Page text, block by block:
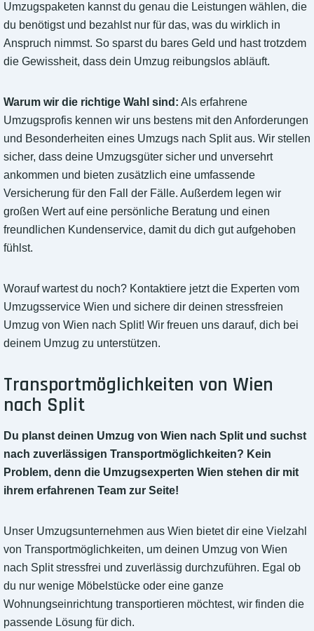
Umzugspaketen kannst du genau die Leistungen wählen, die
du benötigst und bezahlst nur für das, was du wirklich in
Anspruch nimmst. So sparst du bares Geld und hast trotzdem
die Gewissheit, dass dein Umzug reibungslos abläuft.
Warum wir die richtige Wahl sind: Als erfahrene
Umzugsprofis kennen wir uns bestens mit den Anforderungen
und Besonderheiten eines Umzugs nach Split aus. Wir stellen
sicher, dass deine Umzugsgüter sicher und unversehrt
ankommen und bieten zusätzlich eine umfassende
Versicherung für den Fall der Fälle. Außerdem legen wir
großen Wert auf eine persönliche Beratung und einen
freundlichen Kundenservice, damit du dich gut aufgehoben
fühlst.
Worauf wartest du noch? Kontaktiere jetzt die Experten vom
Umzugsservice Wien und sichere dir deinen stressfreien
Umzug von Wien nach Split! Wir freuen uns darauf, dich bei
deinem Umzug zu unterstützen.
Transportmöglichkeiten von Wien
nach Split
Du planst deinen Umzug von Wien nach Split und suchst
nach zuverlässigen Transportmöglichkeiten? Kein
Problem, denn die Umzugsexperten Wien stehen dir mit
ihrem erfahrenen Team zur Seite!
Unser Umzugsunternehmen aus Wien bietet dir eine Vielzahl
von Transportmöglichkeiten, um deinen Umzug von Wien
nach Split stressfrei und zuverlässig durchzuführen. Egal ob
du nur wenige Möbelstücke oder eine ganze
Wohnungseinrichtung transportieren möchtest, wir finden die
passende Lösung für dich.